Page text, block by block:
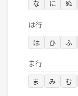
な に ぬ
は行
は ひ ふ
ま行
ま み む